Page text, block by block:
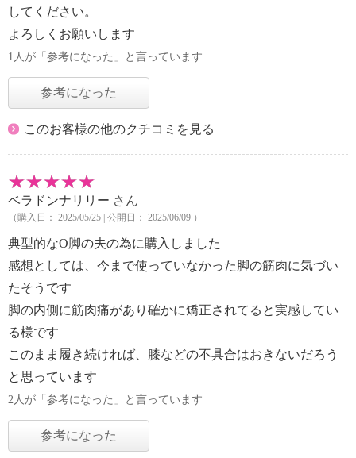
してください。
よろしくお願いします
1人が「参考になった」と言っています
参考になった
このお客様の他のクチコミを見る
ベラドンナリリー さん
（購入日： 2025/05/25 | 公開日： 2025/06/09 ）
典型的なO脚の夫の為に購入しました
感想としては、今まで使っていなかった脚の筋肉に気づい
たそうです
脚の内側に筋肉痛があり確かに矯正されてると実感してい
る様です
このまま履き続ければ、膝などの不具合はおきないだろう
と思っています
2人が「参考になった」と言っています
参考になった